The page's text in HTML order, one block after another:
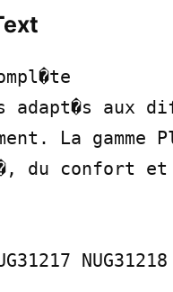
adapt�s aux
La
du confort et
NUG31218